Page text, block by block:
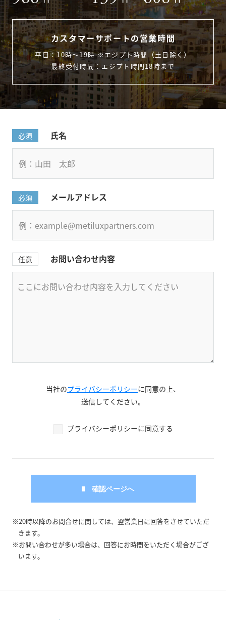
カスタマーサポートの営業時間
平日：10時〜19時 ※エジプト時間（土日除く）
最終受付時間：エジプト時間18時まで
必須 氏名
必須 メールアドレス
任意 お問い合わせ内容
当社のプライバシーポリシーに同意の上、
送信してください。
プライバシーポリシーに同意する
※20時以降のお問合せに関しては、翌営業日に回答をさせていただ
きます。
※お問い合わせが多い場合は、回答にお時間をいただく場合がござ
います。